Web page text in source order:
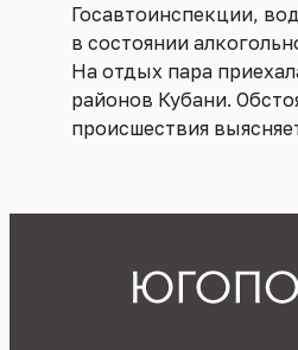
Госавтоинспекции,
в состоянии
На отдых пара
районов Кубани.
происшествия